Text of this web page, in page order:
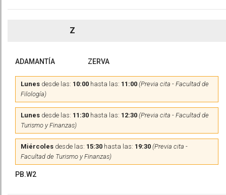
Z
ADAMANTÍA ZERVA
Lunes desde las: 10:00 hasta las: 11:00 (Previa cita - Facultad de
Filología)
Lunes desde las: 11:30 hasta las: 12:30 (Previa cita - Facultad de
Turismo y Finanzas)
Miércoles desde las: 15:30 hasta las: 19:30 (Previa cita -
Facultad de Turismo y Finanzas)
PB.W2